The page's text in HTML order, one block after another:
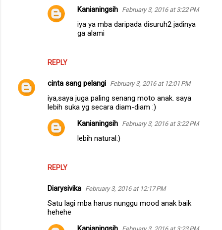
REPLY
Kanianingsih February 3, 2016 at 3:22 PM
iya ya mba daripada disuruh2 jadinya
ga alami
cinta sang pelangi February 3, 2016 at 12:01 PM
iya,saya juga paling senang moto anak. saya
lebih suka yg secara diam-diam :)
REPLY
Kanianingsih February 3, 2016 at 3:22 PM
lebih natural:)
Diarysivika February 3, 2016 at 12:17 PM
Satu lagi mba harus nunggu mood anak baik
hehehe
February 3, 2016 at 3:23 PM